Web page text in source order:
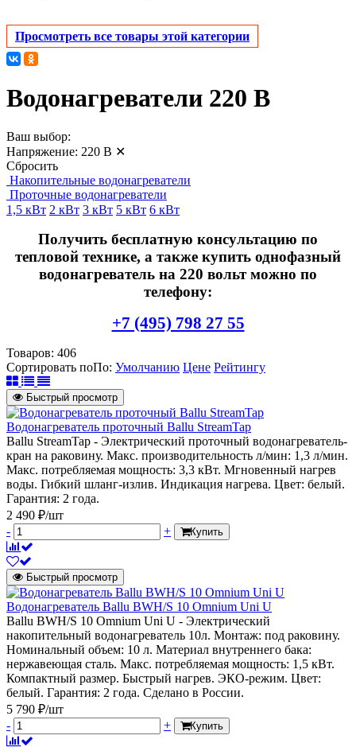
Просмотреть все товары этой категории
Водонагреватели 220 В
Ваш выбор:
Напряжение: 220 В ✕
Сбросить
Накопительные водонагреватели
Проточные водонагреватели
1,5 кВт 2 кВт 3 кВт 5 кВт 6 кВт
Получить бесплатную консультацию по
тепловой технике, а также купить однофазный
водонагреватель на 220 вольт можно по
телефону:
+7 (495) 798 27 55
Товаров: 406
Сортировать поПо: Умолчанию Цене Рейтингу
Быстрый просмотр
Водонагреватель проточный Ballu StreamTap
Ballu StreamTap - Электрический проточный водонагреватель-
кран на раковину. Макс. производительность л/мин: 1,3 л/мин.
Макс. потребляемая мощность: 3,3 кВт. Мгновенный нагрев
воды. Гибкий шланг-излив. Индикация нагрева. Цвет: белый.
Гарантия: 2 года.
2 490 ₽/шт
-
+ Купить
Быстрый просмотр
Водонагреватель Ballu BWH/S 10 Omnium Uni U
Ballu BWH/S 10 Omnium Uni U - Электрический
накопительный водонагреватель 10л. Монтаж: под раковину.
Номинальный объем: 10 л. Материал внутреннего бака:
нержавеющая сталь. Макс. потребляемая мощность: 1,5 кВт.
Компактный размер. Быстрый нагрев. ЭКО-режим. Цвет:
белый. Гарантия: 2 года. Сделано в России.
5 790 ₽/шт
-
+ Купить